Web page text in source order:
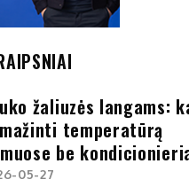
žaliuzės langams:
temperatūrą
be
05-27